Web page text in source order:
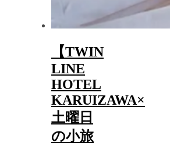
【TWIN
LINE
HOTEL
KARUIZAWA×
土曜日
の小旅